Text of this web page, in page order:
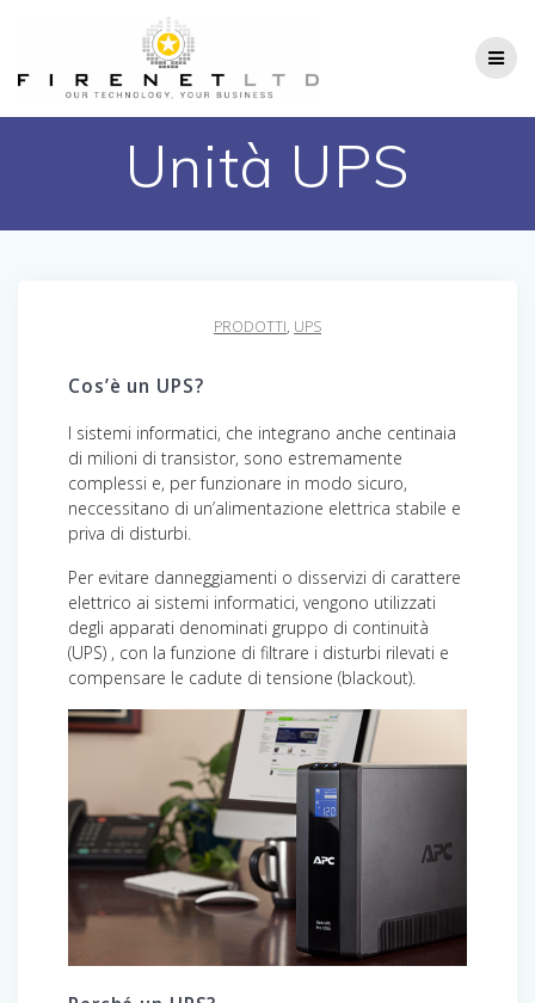
Unità UPS
PRODOTTI, UPS
Cos’è un UPS?
I sistemi informatici, che integrano anche centinaia
di milioni di transistor, sono estremamente
complessi e, per funzionare in modo sicuro,
neccessitano di un’alimentazione elettrica stabile e
priva di disturbi.
Per evitare danneggiamenti o disservizi di carattere
elettrico ai sistemi informatici, vengono utilizzati
degli apparati denominati gruppo di continuità
(UPS) , con la funzione di filtrare i disturbi rilevati e
compensare le cadute di tensione (blackout).